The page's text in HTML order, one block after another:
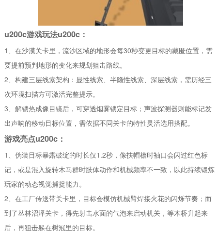
u200c游戏玩法u200c：
1、在沙漠关卡里，流沙区域的地形会每30秒变更目标的藏匿位置，需
要提前预判地形的变化来规划狙击路线。
2、构建三层线索架构：显性线索、半隐性线索、深层线索，需历经三
次环境扫描方可激活完整提示。
3、解锁热成像目镜后，可穿透烟雾锁定目标；声波探测器则能标记发
出声响的移动目标位置，需依据不同关卡的特性灵活选用搭配。
游戏亮点u200c：
1、伪装目标暴露破绽的时长仅1.2秒，像扶帽檐时袖口会闪过红色标
记，或是混入旋转木马群时肢体动作和机械频率不一致，以此持续锻炼
玩家的动态视觉捕捉能力。
2、在工厂传送带关卡里，目标会模仿机械臂焊接火花的闪烁节奏；而
到了丛林沼泽关卡，得先射击水面的气泡来启动机关，等木桥升起来
后，再狙击躲在树冠里的目标。